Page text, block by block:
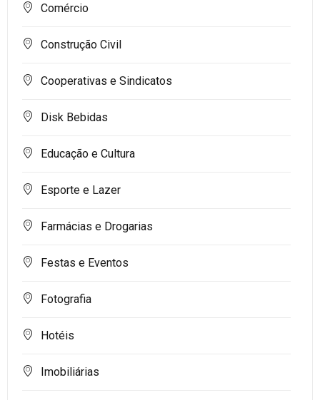
Comércio
Construção Civil
Cooperativas e Sindicatos
Disk Bebidas
Educação e Cultura
Esporte e Lazer
Farmácias e Drogarias
Festas e Eventos
Fotografia
Hotéis
Imobiliárias